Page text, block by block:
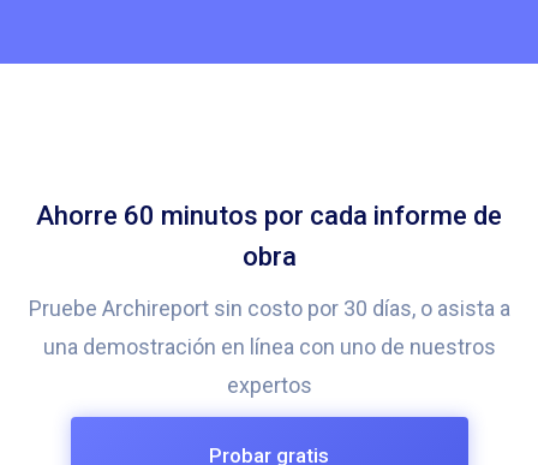
Ahorre 60 minutos por cada informe de
obra
Pruebe Archireport sin costo por 30 días, o asista a
una demostración en línea con uno de nuestros
expertos
Probar gratis